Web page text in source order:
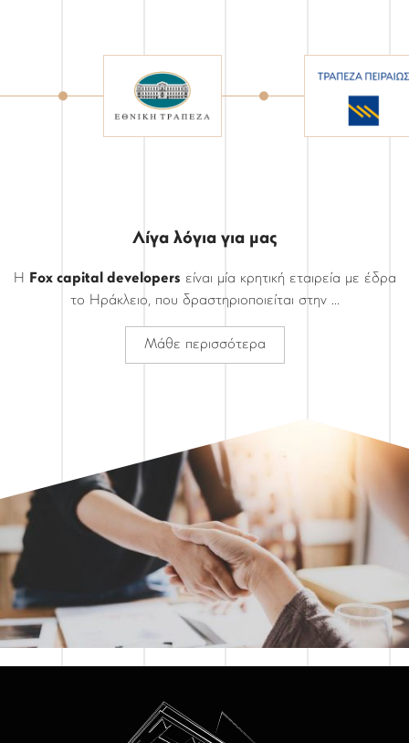
Λίγα λόγια για μας
Η Fox capital developers είναι μία κρητική εταιρεία με έδρα
το Ηράκλειο, που δραστηριοποιείται στην ...
Μάθε περισσότερα